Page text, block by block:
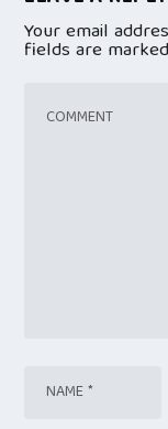
Your email
fields are